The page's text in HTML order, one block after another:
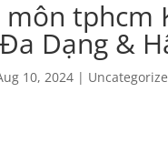
tphcm
Dạng &
10, 2024 |